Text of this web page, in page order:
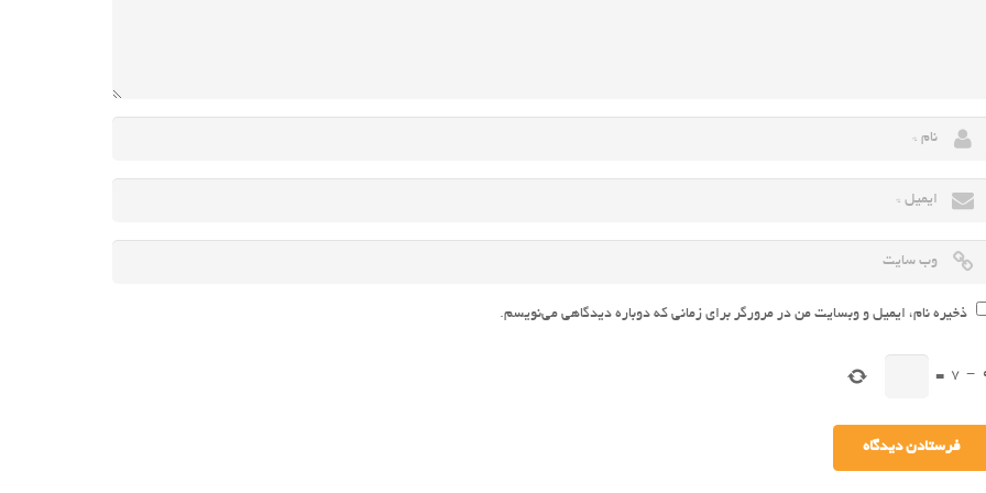
ذخیره نام، ایمیل و وبسایت من در مرورگر برای زمانی که دوباره دیدگاهی می‌نویسم.
−
7
=